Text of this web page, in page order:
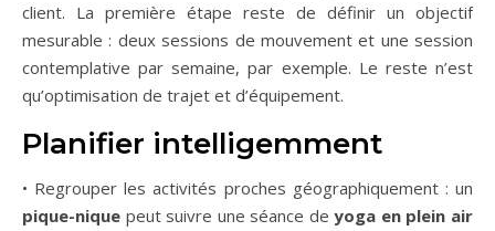
client. La première étape reste de définir un objectif
mesurable : deux sessions de mouvement et une session
contemplative par semaine, par exemple. Le reste n’est
qu’optimisation de trajet et d’équipement.
Planifier intelligemment
• Regrouper les activités proches géographiquement : un
pique-nique peut suivre une séance deyoga en plein air